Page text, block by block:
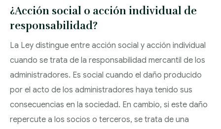
¿Acción social o acción individual de
responsabilidad?
La Ley distingue entre acción social y acción individual
cuando se trata de la responsabilidad mercantil de los
administradores. Es social cuando el daño producido
por el acto de los administradores haya tenido sus
consecuencias en la sociedad. En cambio, si este daño
repercute a los socios o terceros, se trata de una